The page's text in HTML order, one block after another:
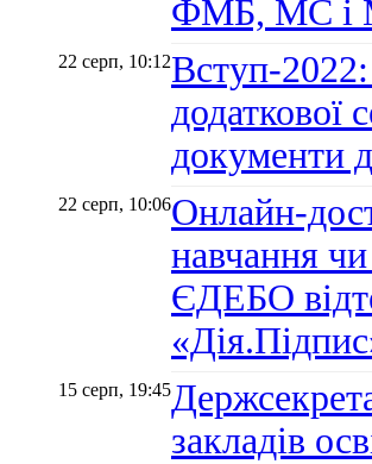
ФМБ, МС і
22 серп, 10:12Вступ-
додаткової
документи
22 серп, 10:06Онлайн-
навчання
ЄДЕБО
15 серп, 19:45
закладів